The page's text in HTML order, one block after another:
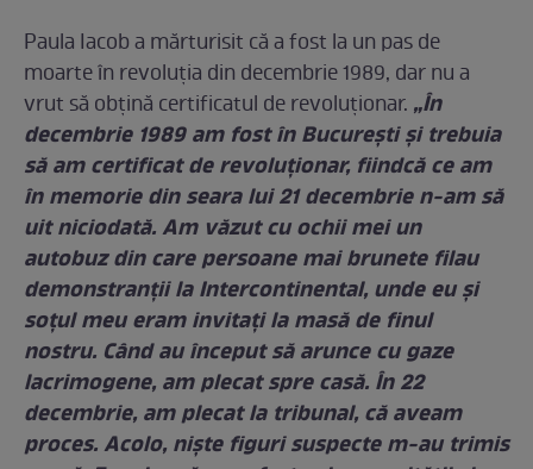
Paula Iacob a mărturisit că a fost la un pas de
moarte în revoluția din decembrie 1989, dar nu a
vrut să obțină certificatul de revoluționar. „În
decembrie 1989 am fost în București și trebuia
să am certificat de revoluționar, fiindcă ce am
în memorie din seara lui 21 decembrie n-am să
uit niciodată. Am văzut cu ochii mei un
autobuz din care persoane mai brunete filau
demonstranții la Intercontinental, unde eu și
soțul meu eram invitați la masă de finul
nostru. Când au început să arunce cu gaze
lacrimogene, am plecat spre casă. În 22
decembrie, am plecat la tribunal, că aveam
proces. Acolo, niște figuri suspecte m-au trimis